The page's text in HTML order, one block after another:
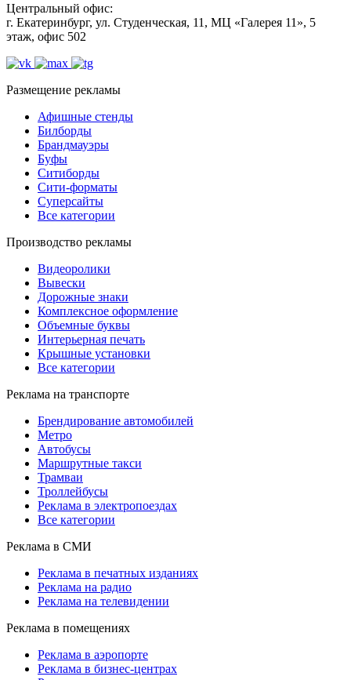
Центральный офис:
г. Екатеринбург, ул. Студенческая, 11, МЦ «Галерея 11», 5
этаж, офис 502
Размещение рекламы
Афишные стенды
Билборды
Брандмауэры
Буфы
Ситиборды
Сити-форматы
Суперсайты
Все категории
Производство рекламы
Видеоролики
Вывески
Дорожные знаки
Комплексное оформление
Объемные буквы
Интерьерная печать
Крышные установки
Все категории
Реклама на транспорте
Брендирование автомобилей
Метро
Автобусы
Маршрутные такси
Трамваи
Троллейбусы
Реклама в электропоездах
Все категории
Реклама в СМИ
Реклама в печатных изданиях
Реклама на радио
Реклама на телевидении
Реклама в помещениях
Реклама в аэропорте
Реклама в бизнес-центрах